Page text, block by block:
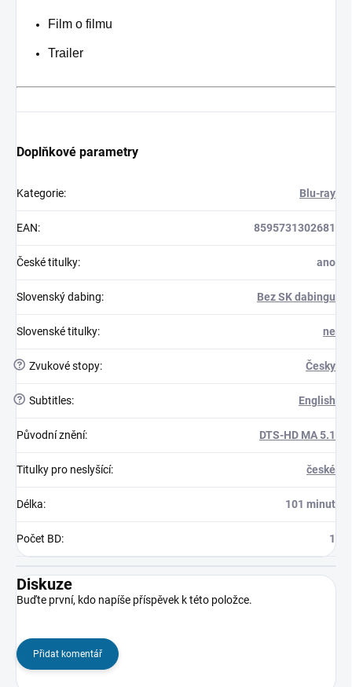
Film o filmu
Trailer
Doplňkové parametry
Kategorie: Blu-ray
EAN: 8595731302681
České titulky: ano
Slovenský dabing: Bez SK dabingu
Slovenské titulky: ne
? Zvukové stopy: Česky
? Subtitles: English
Původní znění: DTS-HD MA 5.1
Titulky pro neslyšící: české
Délka: 101 minut
Počet BD: 1
Diskuze
Buďte první, kdo napíše příspěvek k této položce.
Přidat komentář